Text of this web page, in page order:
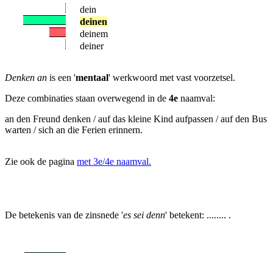
dein
deinen
deinem
deiner
Denken an is een 'mentaal' werkwoord met vast voorzetsel.
Deze combinaties staan overwegend in de 4e naamval:
an den Freund denken / auf das kleine Kind aufpassen / auf den Bus
warten / sich an die Ferien erinnern.
Zie ook de pagina met 3e/4e naamval.
De betekenis van de zinsnede 'es sei denn' betekent: ........ .